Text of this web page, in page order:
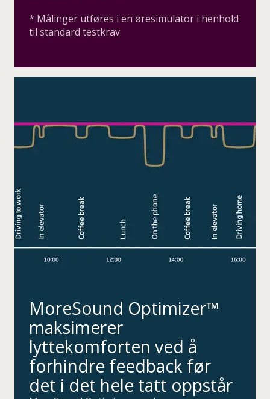
* Målinger utføres i en øresimulator i henhold
til standard testkrav
MoreSound Optimizer™
maksimerer
lyttekomforten ved å
forhindre feedback før
det i det hele tatt oppstår